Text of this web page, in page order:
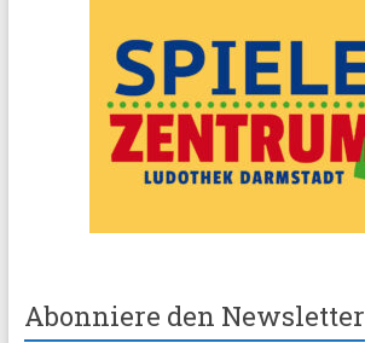
Abonniere den Newsletter